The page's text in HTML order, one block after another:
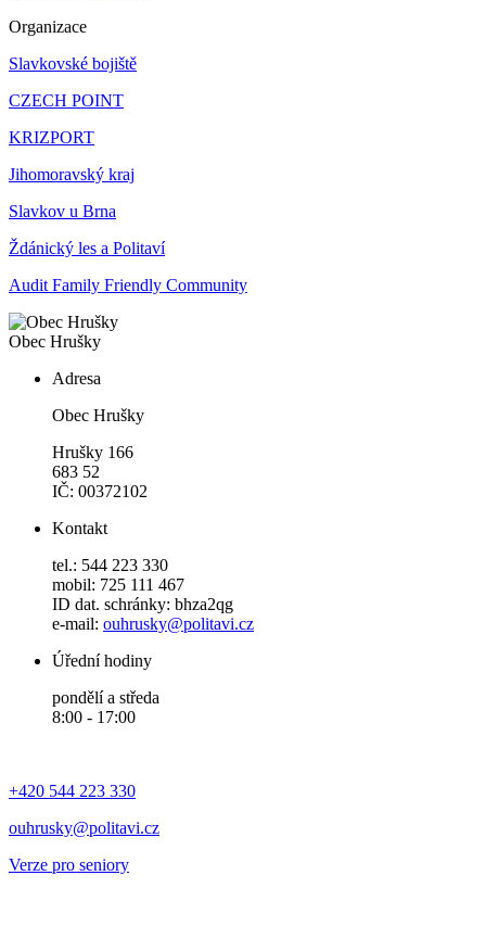
Organizace
Slavkovské bojiště
CZECH POINT
KRIZPORT
Jihomoravský kraj
Slavkov u Brna
Ždánický les a Politaví
Audit Family Friendly Community
Obec Hrušky
Adresa
Obec Hrušky
Hrušky 166
683 52
IČ: 00372102
Kontakt
tel.: 544 223 330
mobil: 725 111 467
ID dat. schránky: bhza2qg
e-mail: ouhrusky@politavi.cz
Úřední hodiny
pondělí a středa
8:00 - 17:00
+420 544 223 330
ouhrusky@politavi.cz
Verze pro seniory